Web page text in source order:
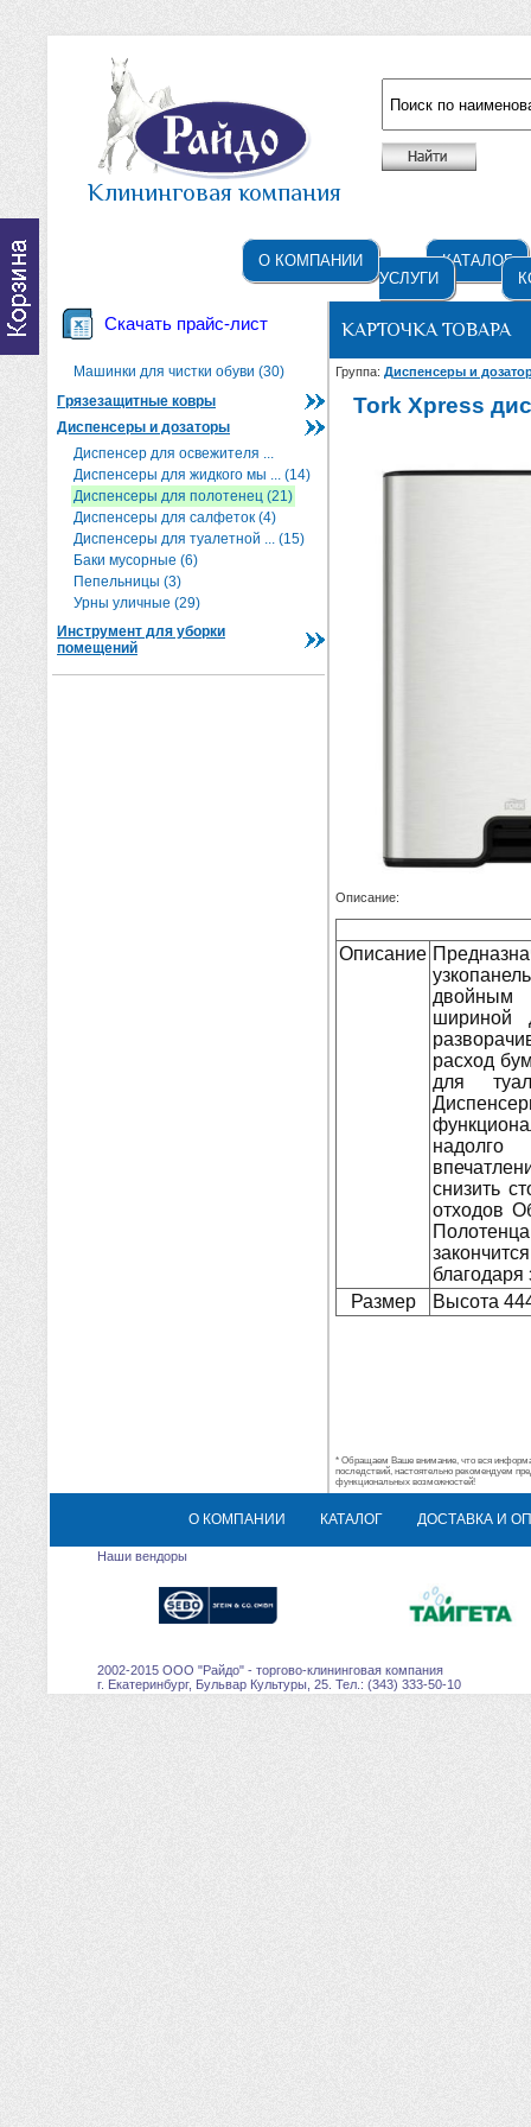
Клининговая компания
О КОМПАНИИ
КАТАЛОГ
УСЛУГИ
Скачать прайс-лист
Машинки для чистки обуви (30)
Грязезащитные ковры
Диспенсеры и дозаторы
Диспенсер для освежителя ...
Диспенсеры для жидкого мы ... (14)
Диспенсеры для полотенец (21)
Диспенсеры для салфеток (4)
Диспенсеры для туалетной ... (15)
Баки мусорные (6)
Пепельницы (3)
Урны уличные (29)
Инструмент для уборки
помещений
КАРТОЧКА ТОВАРА
Группа: Диспенсеры и
Tork Xpress
Описание:
Описание
двойным
шириной
расход
для
снизить
отходов
Размер
Высота
* Обращаем Ваше внимание, что вся
последствий, настоятельно рекомендуем
функциональных возможностей!
О КОМПАНИИ КАТАЛОГ ДОСТАВКА И
Наши вендоры
2002-2015 ООО "Райдо" - торгово-клининговая компания
г. Екатеринбург, Бульвар Культуры, 25. Тел.: (343) 333-50-10